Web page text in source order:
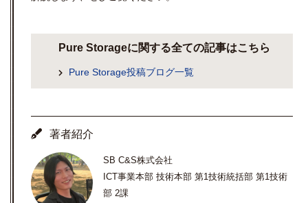
Pure Storageに関する全ての記事はこちら
Pure Storage投稿ブログ一覧
著者紹介
SB C&S株式会社
ICT事業本部 技術本部 第1技術統括部 第1技術
部 2課